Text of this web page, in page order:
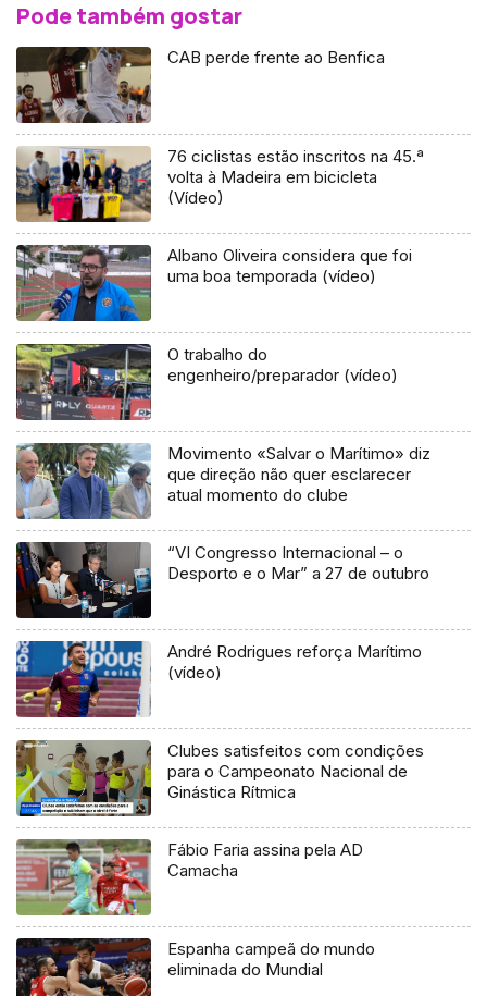
Pode também gostar
CAB perde frente ao Benfica
76 ciclistas estão inscritos na 45.ª
volta à Madeira em bicicleta
(Vídeo)
Albano Oliveira considera que foi
uma boa temporada (vídeo)
O trabalho do
engenheiro/preparador (vídeo)
Movimento «Salvar o Marítimo» diz
que direção não quer esclarecer
atual momento do clube
“VI Congresso Internacional – o
Desporto e o Mar” a 27 de outubro
André Rodrigues reforça Marítimo
(vídeo)
Clubes satisfeitos com condições
para o Campeonato Nacional de
Ginástica Rítmica
Fábio Faria assina pela AD
Camacha
Espanha campeã do mundo
eliminada do Mundial